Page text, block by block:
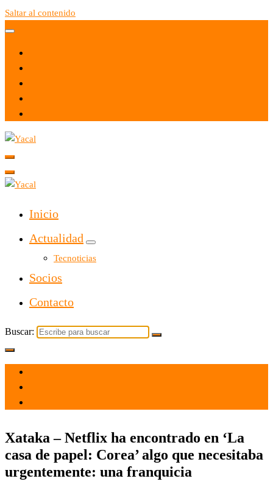
Saltar al contenido
Yacal micro hosting
Inicio
Actualidad
Tecnoticias
Socios
Contacto
Buscar:
Xataka – Netflix ha encontrado en ‘La
casa de papel: Corea’ algo que necesitaba
urgentemente: una franquicia